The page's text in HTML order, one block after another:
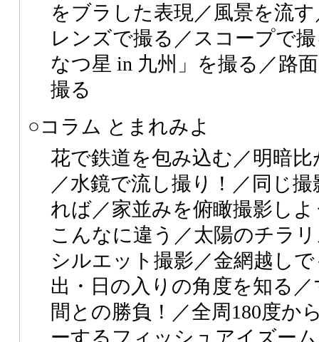
をブラした表現／風景を流
レンズで撮る／スコープで
なつ星 in 九州」を撮る／路
撮る
○コラム とまれみよ
花で鉄道を包み込む／明暗
／水鏡で流し撮り！／同じ
れば／家並みを俯瞰撮影し
こんなに違う／太陽のチラ
シルエット撮影／金網越し
出・日の入りの角度を知る
間との勝負！／全周180度か
ーするフィッシュアイズー